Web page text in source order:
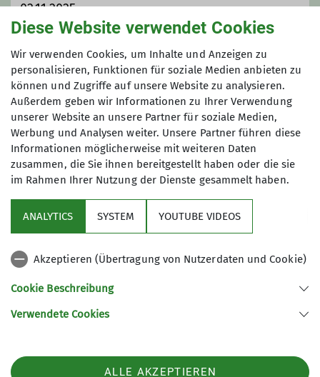
IT und Verwaltung
02.11.2025
Maximale Teilnehmeranzahl
18
wichtige Infos
Partner
83317 Teisendorf
Telefon +4986666177
Diese Website verwendet Cookies
Wir verwenden Cookies, um Inhalte und Anzeigen zu
personalisieren, Funktionen für soziale Medien anbieten zu
können und Zugriffe auf unsere Website zu analysieren.
Außerdem geben wir Informationen zu Ihrer Verwendung
unserer Website an unsere Partner für soziale Medien,
Werbung und Analysen weiter. Unsere Partner führen diese
Informationen möglicherweise mit weiteren Daten
zusammen, die Sie ihnen bereitgestellt haben oder die sie
im Rahmen Ihrer Nutzung der Dienste gesammelt haben.
ANALYTICS SYSTEM YOUTUBE VIDEOS
Akzeptieren (Übertragung von Nutzerdaten und Cookie)
Cookie Beschreibung
Verwendete Cookies
ALLE AKZEPTIEREN